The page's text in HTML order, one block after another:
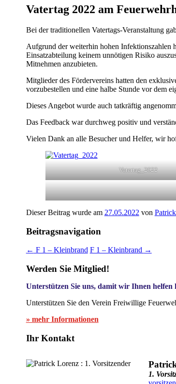
Vatertag 2022 am
Bei der traditionellen Vatertags-Veranstaltung
Aufgrund der weiterhin hohen Infektionszahlen
Einsatzabteilung keinem unnötigen Risiko
Mitnehmen anzubieten.
Mitglieder des Fördervereins hatten den
vorzubestellen und eine halbe Stunde vor dem
Dieses Angebot wurde auch tatkräftig
Das Feedback war durchweg positiv und
Vielen Dank an alle Besucher und Helfer, wir
Vatertag_2022
Dieser Beitrag wurde am 27.05.2022 von
Beitragsnavigation
← F 1 – Kleinbrand F 1 – Kleinbrand →
Werden Sie Mitglied!
Unterstützen Sie uns, damit wir Ihnen helfen
Unterstützen Sie den Verein Freiwillige
» mehr Informationen
Ihr Kontakt
1.